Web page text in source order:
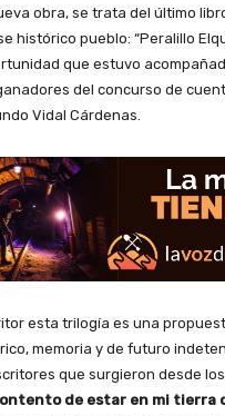
obra, se trata del último
histórico pueblo: “Peralillo
que estuvo
del concurso de
Vidal Cárdenas.
esta trilogía es una
memoria y de futuro
que surgieron desde
de estar en mi tierra